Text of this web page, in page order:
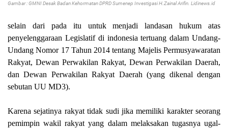
Gambar : GMNI Desak Badan Kehormatan DPRD Sumenep Investigasi H.Zainal Arifin. Lidinews.id
selain dari pada itu untuk menjadi landasan hukum atas
penyelenggaraan Legislatif di indonesia tertuang dalam Undang-
Undang Nomor 17 Tahun 2014 tentang Majelis Permusyawaratan
Rakyat, Dewan Perwakilan Rakyat, Dewan Perwakilan Daerah,
dan Dewan Perwakilan Rakyat Daerah (yang dikenal dengan
sebutan UU MD3).
Karena sejatinya rakyat tidak sudi jika memiliki karakter seorang
pemimpin wakil rakyat yang dalam melaksakan tugasnya ugal-